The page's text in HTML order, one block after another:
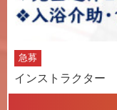
急募
インストラクタ